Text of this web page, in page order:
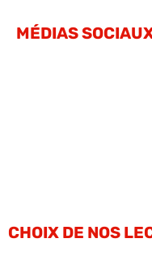
MÉDIAS
CHOIX DE NOS